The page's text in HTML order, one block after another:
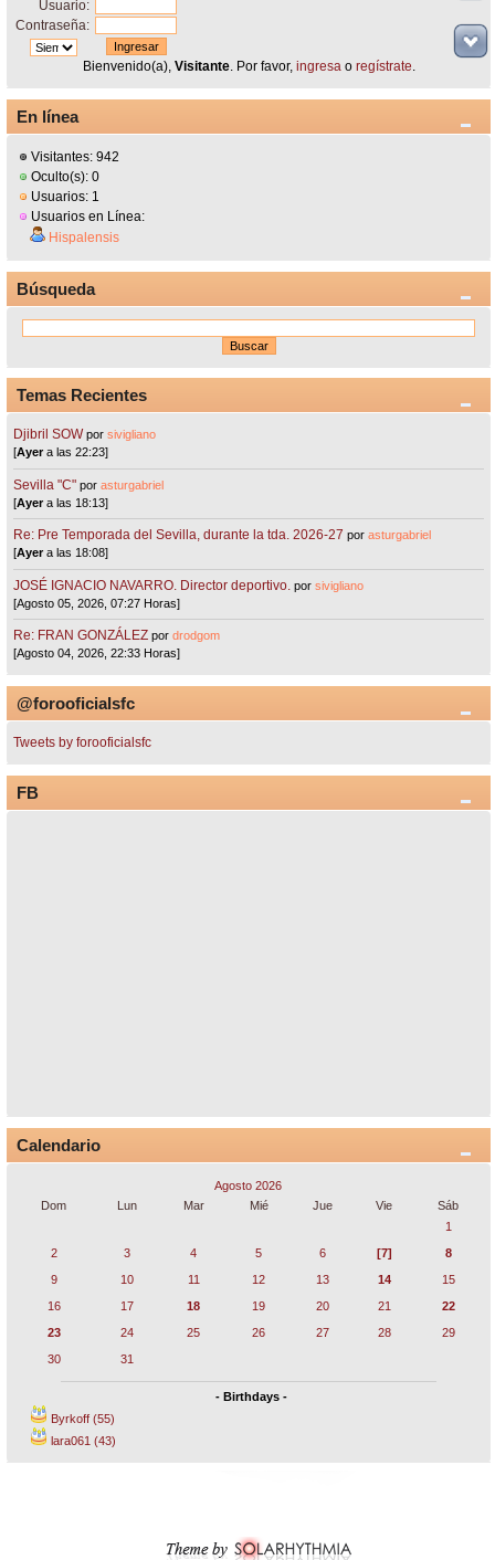
Usuario:
Contraseña:
Bienvenido(a), Visitante. Por favor, ingresao regístrate.
En línea
Visitantes: 942
Oculto(s): 0
Usuarios: 1
Usuarios en Línea:
Hispalensis
Búsqueda
Temas Recientes
Djibril SOW porsivigliano
[Ayera las 22:23]
Sevilla "C"porasturgabriel
[Ayera las 18:13]
Re: Pre Temporada del Sevilla, durante la tda. 2026-27 porasturgabriel
[Ayera las 18:08]
JOSÉ IGNACIO NAVARRO. Director deportivo. porsivigliano
[Agosto 05, 2026, 07:27 Horas]
Re: FRAN GONZÁLEZ pordrodgom
[Agosto 04, 2026, 22:33 Horas]
@forooficialsfc
Tweets by forooficialsfc
FB
Calendario
Agosto 2026
Dom
Lun Mar Mié Jue Vie
Sáb
1
2
3 4 5 6 [7]
8
9
10 11 12 13 14
15
16
17 18 19 20 21
22
23
24 25 26 27 28
29
30
31
- Birthdays -
Byrkoff (55)
lara061 (43)